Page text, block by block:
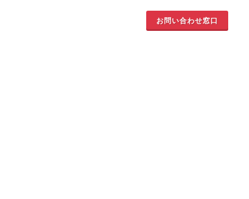
お問い合わせ窓口